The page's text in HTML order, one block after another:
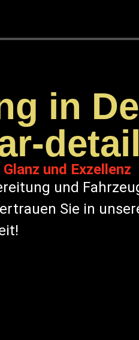
in
und Exzellenz
und
Sie in